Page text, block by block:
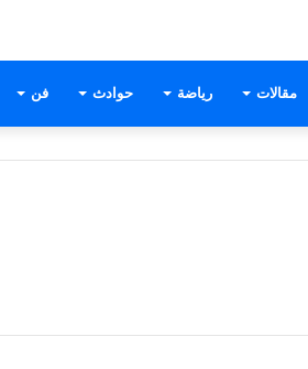
مقالات رياضة حوادث فن